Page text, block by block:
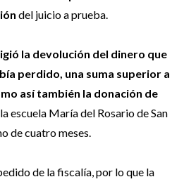
del juicio a prueba.
la devolución del dinero que
perdido, una suma superior a
así también la donación de
escuela María del Rosario de San
de cuatro meses.
de la fiscalía, por lo que la